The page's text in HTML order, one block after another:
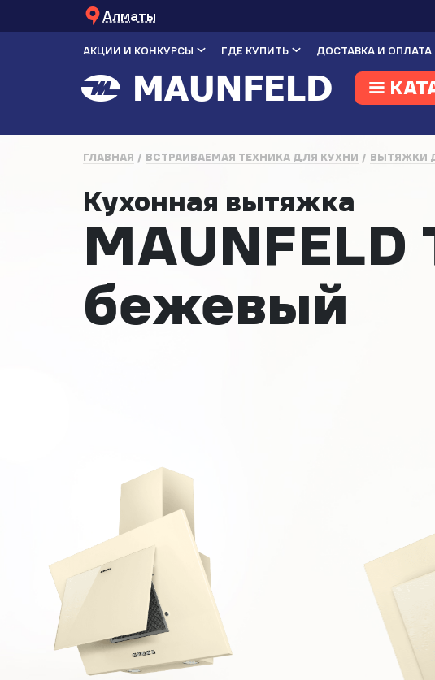
Алматы
АКЦИИ И КОНКУРСЫ ГДЕ КУПИТЬ ДОСТАВКА И ОПЛАТА
ГЛАВНАЯ ВСТРАИВАЕМАЯ ТЕХНИКА ДЛЯ КУХНИ ВЫТЯЖКИ
Кухонная вытяжка
MAUNFELD
бежевый